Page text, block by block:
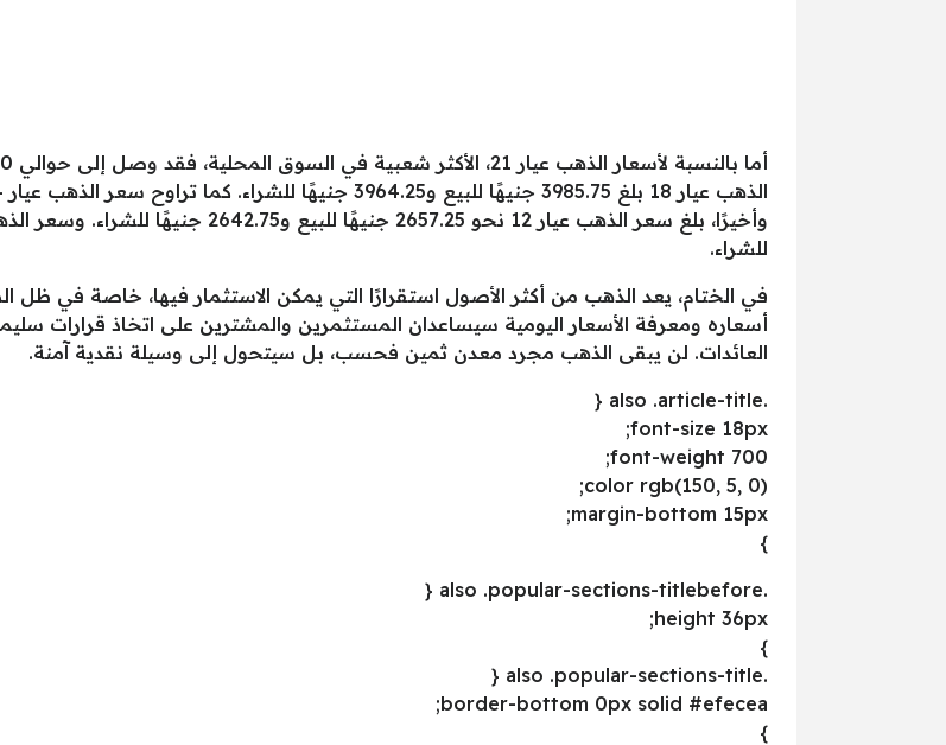
للشراء.
في الختام، يعد الذهب من أكثر الأصول استقرارًا التي يمكن الاستثمار فيها، خاصة في ظل
أسعاره ومعرفة الأسعار اليومية سيساعدان المستثمرين والمشترين على اتخاذ قرارات
العائدات. لن يبقى الذهب مجرد معدن ثمين فحسب، بل سيتحول إلى وسيلة نقدية آمنة.
.also .article-title {
font-size 18px;
font-weight 700;
color rgb(150, 5, 0);
margin-bottom 15px;
}
.also .popular-sections-titlebefore {
height 36px;
}
.also .popular-sections-title {
border-bottom 0px solid #efecea;
}